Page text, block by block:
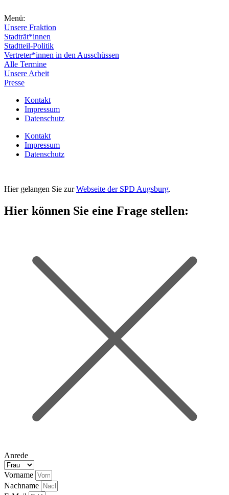
Menü:
Unsere Fraktion
Stadträt*innen
Stadtteil-Politik
Vertreter*innen in den Ausschüssen
Alle Termine
Unsere Arbeit
Presse
Kontakt
Impressum
Datenschutz
Kontakt
Impressum
Datenschutz
Hier gelangen Sie zurWebseite der SPD Augsburg.
Hier können Sie eine Frage stellen:
Anrede
Vorname
Nachname